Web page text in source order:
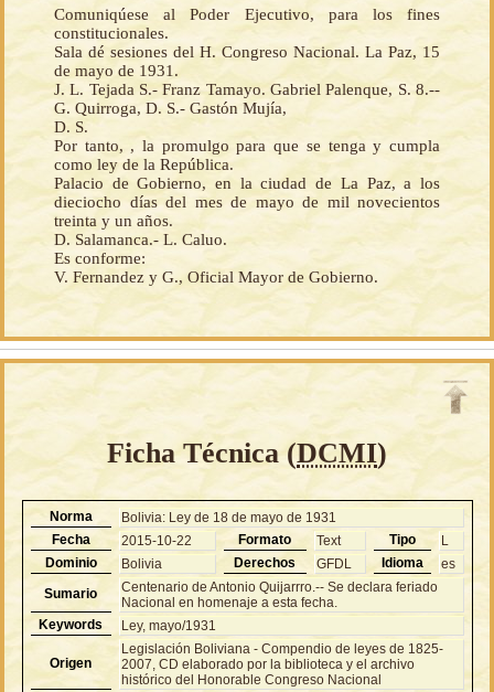
Comuniqúese al Poder Ejecutivo, para los fines
constitucionales.
Sala dé sesiones del H. Congreso Nacional. La Paz, 15
de mayo de 1931.
J. L. Tejada S.- Franz Tamayo. Gabriel Palenque, S. 8.--
G. Quirroga, D. S.- Gastón Mujía,
D. S.
Por tanto, , la promulgo para que se tenga y cumpla
como ley de la República.
Palacio de Gobierno, en la ciudad de La Paz, a los
dieciocho días del mes de mayo de mil novecientos
treinta y un años.
D. Salamanca.- L. Caluo.
Es conforme:
V. Fernandez y G., Oficial Mayor de Gobierno.
Ficha Técnica (DCMI)
Norma
Bolivia: Ley de 18 de mayo de 1931
Fecha
2015-10-22 Formato Text Tipo
L
Dominio
Bolivia Derechos GFDL Idioma
es
Sumario
Centenario de Antonio Quijarrro.-- Se declara feriado
Nacional en homenaje a esta fecha.
Keywords
Ley, mayo/1931
Origen
Legislación Boliviana - Compendio de leyes de 1825-
2007, CD elaborado por la biblioteca y el archivo
histórico del Honorable Congreso Nacional